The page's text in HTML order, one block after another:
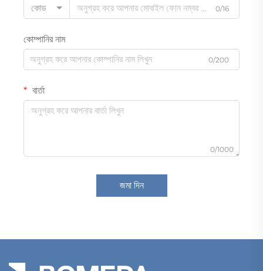
কোড
0/16
কোম্পানির নাম
0/200
বার্তা
0/1000
জমা দিন